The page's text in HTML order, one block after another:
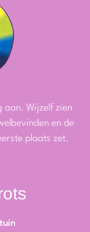
aan. Wijzelf zien
en de
plaats zet.